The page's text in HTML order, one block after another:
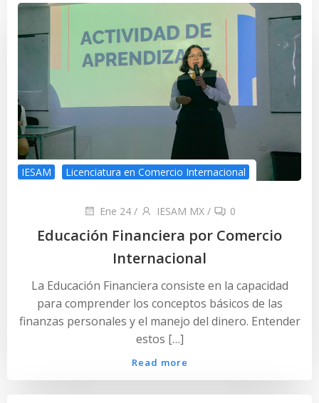
IESAM Licenciatura en Comercio Internacional
Ene 24 / IESAM MX / 0
Educación Financiera por Comercio
Internacional
La Educación Financiera consiste en la capacidad
para comprender los conceptos básicos de las
finanzas personales y el manejo del dinero. Entender
estos […]
Read more